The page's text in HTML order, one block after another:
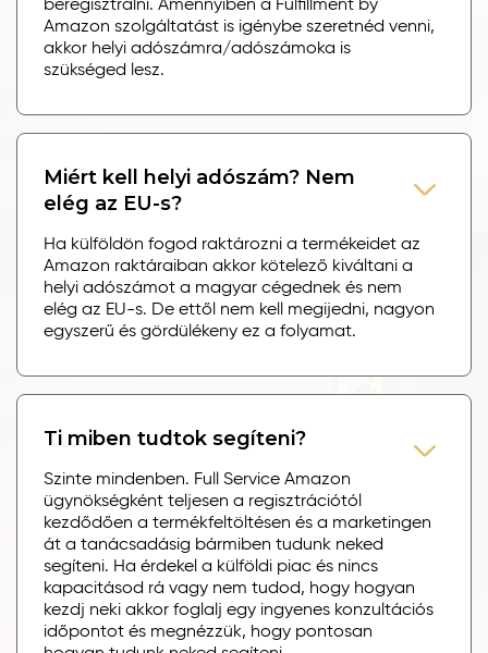
beregisztrálni. Amennyiben a Fulfillment by
Amazon szolgáltatást is igénybe szeretnéd venni,
akkor helyi adószámra/adószámoka is
szükséged lesz.
Miért kell helyi adószám? Nem
elég az EU-s?
Ha külföldön fogod raktározni a termékeidet az
Amazon raktáraiban akkor kötelező kiváltani a
helyi adószámot a magyar cégednek és nem
elég az EU-s. De ettől nem kell megijedni, nagyon
egyszerű és gördülékeny ez a folyamat.
Ti miben tudtok segíteni?
Szinte mindenben. Full Service Amazon
ügynökségként teljesen a regisztrációtól
kezdődően a termékfeltöltésen és a marketingen
át a tanácsadásig bármiben tudunk neked
segíteni. Ha érdekel a külföldi piac és nincs
kapacitásod rá vagy nem tudod, hogy hogyan
kezdj neki akkor foglalj egy ingyenes konzultációs
időpontot és megnézzük, hogy pontosan